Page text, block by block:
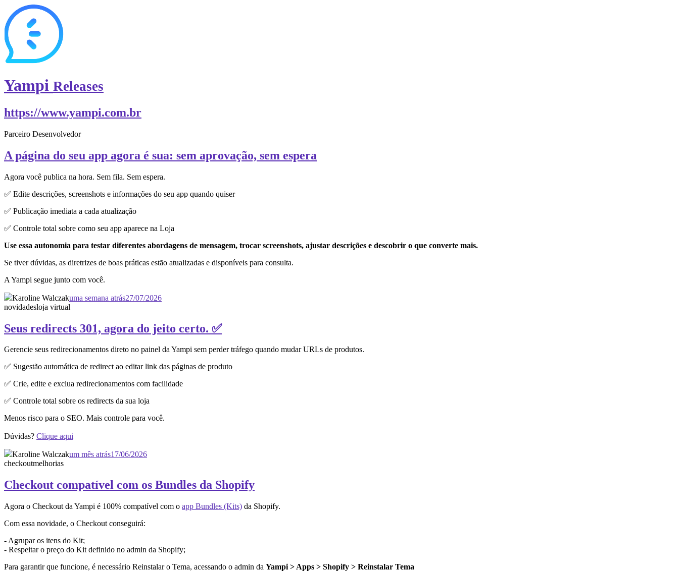
Yampi Releases
https://www.yampi.com.br
Parceiro Desenvolvedor
A página do seu app agora é sua: sem aprovação, sem espera
Agora você publica na hora. Sem fila. Sem espera.
✅ Edite descrições, screenshots e informações do seu app quando quiser
✅ Publicação imediata a cada atualização
✅ Controle total sobre como seu app aparece na Loja
Use essa autonomia para testar diferentes abordagens de mensagem, trocar screenshots, ajustar descrições e descobrir o que converte mais.
Se tiver dúvidas, as diretrizes de boas práticas estão atualizadas e disponíveis para consulta.
A Yampi segue junto com você.
Karoline Walczakuma semana atrás27/07/2026
novidadesloja virtual
Seus redirects 301, agora do jeito certo. ✅
Gerencie seus redirecionamentos direto no painel da Yampi sem perder tráfego quando mudar URLs de produtos.
✅ Sugestão automática de redirect ao editar link das páginas de produto
✅ Crie, edite e exclua redirecionamentos com facilidade
✅ Controle total sobre os redirects da sua loja
Menos risco para o SEO. Mais controle para você.
Dúvidas? Clique aqui
Karoline Walczakum mês atrás17/06/2026
checkoutmelhorias
Checkout compatível com os Bundles da Shopify
Agora o Checkout da Yampi é 100% compatível com o app Bundles (Kits) da Shopify.
Com essa novidade, o Checkout conseguirá:
- Agrupar os itens do Kit;
- Respeitar o preço do Kit definido no admin da Shopify;
Para garantir que funcione, é necessário Reinstalar o Tema, acessando o admin da Yampi > Apps > Shopify > Reinstalar Tema